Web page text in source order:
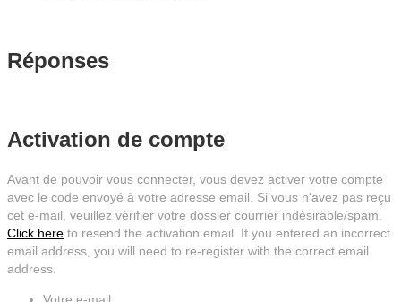
Réponses
Activation de compte
Avant de pouvoir vous connecter, vous devez activer votre compte
avec le code envoyé à votre adresse email. Si vous n'avez pas reçu
cet e-mail, veuillez vérifier votre dossier courrier indésirable/spam.
Click here to resend the activation email. If you entered an incorrect
email address, you will need to re-register with the correct email
address.